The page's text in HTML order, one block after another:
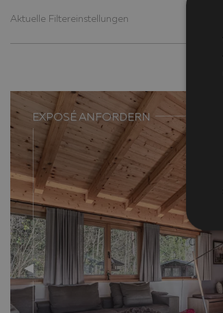
Aktuelle Filtereinstellungen
EXPOSÉ ANFORDERN
Previous slide